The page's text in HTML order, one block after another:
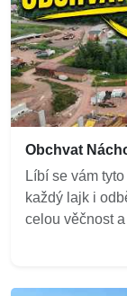
Obchvat
Líbí se vám
každý lajk i
celou věčnost a